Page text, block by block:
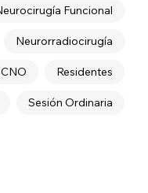
Funcional
Neurorradiocirugía
Residentes
Sesión Ordinaria